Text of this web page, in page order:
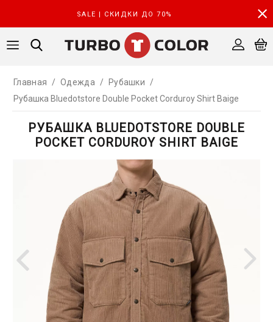
SALE | СКИДКИ ДО 70%
Главная / Одежда / Рубашки
/
Рубашка Bluedotstore Double Pocket Corduroy Shirt Baige
РУБАШКА BLUEDOTSTORE DOUBLE
POCKET CORDUROY SHIRT BAIGE